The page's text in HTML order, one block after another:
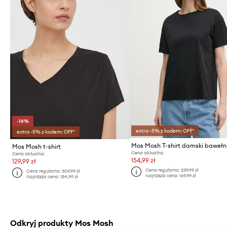
-16%
extra -5% z kodem: OFF*
Mos Mosh t-shirt
Cena aktualna:
129,99 zł
Cena regularna:309,99 zł
Najniższa cena:154,99 zł
extra -5% z kodem: OFF*
Mos Mosh T-shirt damski
Cena aktualna:
154,99 zł
Cena regularna: 239,99 zł
Najniższa cena: 169,99 zł
Odkryj produkty Mos Mosh